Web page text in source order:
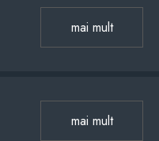
mai mult
mai mult